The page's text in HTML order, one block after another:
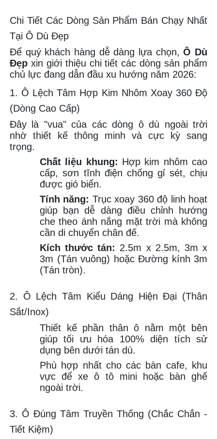
Chi Tiết Các Dòng Sản Phẩm Bán Chạy Nhất
Tại Ô Dù Đẹp
Để quý khách hàng dễ dàng lựa chọn,Ô Dù
Đẹp xin giới thiệu chi tiết các dòng sản phẩm
chủ lực đang dẫn đầu xu hướng năm 2026:
1. Ô Lệch Tâm Hợp Kim Nhôm Xoay 360 Độ
(Dòng Cao Cấp)
Đây là "vua" của các dòng ô dù ngoài trời
nhờ thiết kế thông minh và cực kỳ sang
trọng.
Chất liệu khung: Hợp kim nhôm cao
cấp, sơn tĩnh điện chống gỉ sét, chịu
được gió biển.
Tính năng: Trục xoay 360 độ linh hoạt
giúp bạn dễ dàng điều chỉnh hướng
che theo ánh nắng mặt trời mà không
cần di chuyển chân đế.
Kích thước tán: 2.5m x 2.5m, 3m x
3m (Tán vuông) hoặc Đường kính 3m
(Tán tròn).
2. Ô Lệch Tâm Kiểu Dáng Hiện Đại (Thân
Sắt/Inox)
Thiết kế phần thân ô nằm một bên
giúp tối ưu hóa 100% diện tích sử
dụng bên dưới tán dù.
Phù hợp nhất cho các bàn cafe, khu
vực để xe ô tô mini hoặc bàn ghế
ngoài trời.
3. Ô Đúng Tâm Truyền Thống (Chắc Chắn -
Tiết Kiệm)